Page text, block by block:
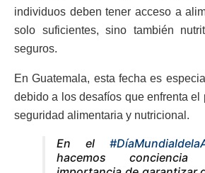
individuos deben tener acceso a
solo suficientes, sino también
seguros.
En Guatemala, esta fecha es
debido a los desafíos que enfrenta el
seguridad alimentaria y nutricional.
En el
hacemos